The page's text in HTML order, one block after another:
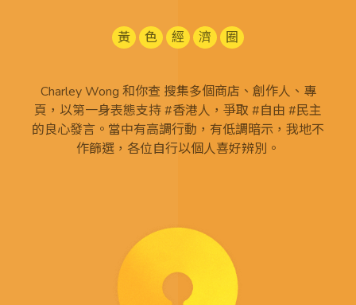
黃 色 經 濟 圈
Charley Wong 和你查 搜集多個商店、創作人、專
頁，以第一身表態支持 #香港人，爭取 #自由 #民主
的良心發言。當中有高調行動，有低調暗示，我地不
作篩選，各位自行以個人喜好辨別。